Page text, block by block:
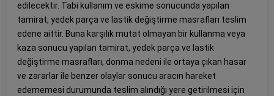
edilecektir. Tabi kullanım ve eskime sonucunda yapılan
tamirat, yedek parça ve lastik değiştirme masrafları teslim
edene aittir. Buna karşılık mutat olmayan bir kullanma veya
kaza sonucu yapılan tamirat, yedek parça ve lastik
değiştirme masrafları, donma nedeni ile ortaya çıkan hasar
ve zararlar ile benzer olaylar sonucu aracın hareket
edememesi durumunda teslim alındığı yere getirilmesi için